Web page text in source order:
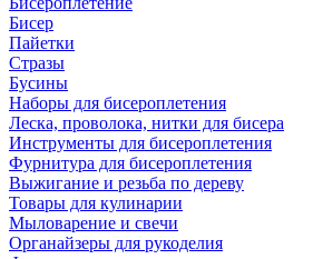
Бисер
Пайетки
Стразы
Бусины
Наборы для бисероплетения
Леска, проволока, нитки для бисера
Инструменты для бисероплетения
Фурнитура для бисероплетения
Выжигание и резьба по дереву
Товары для кулинарии
Мыловарение и свечи
Органайзеры для рукоделия